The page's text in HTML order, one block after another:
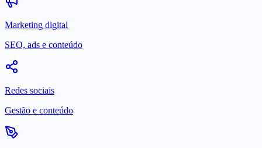
Marketing digital
SEO, ads e conteúdo
Redes sociais
Gestão e conteúdo